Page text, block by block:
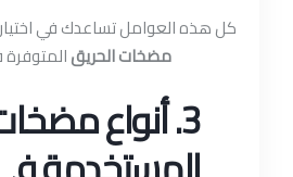
كل هذه العوامل تساعدك في
مضخات الحريق
3. أنواع